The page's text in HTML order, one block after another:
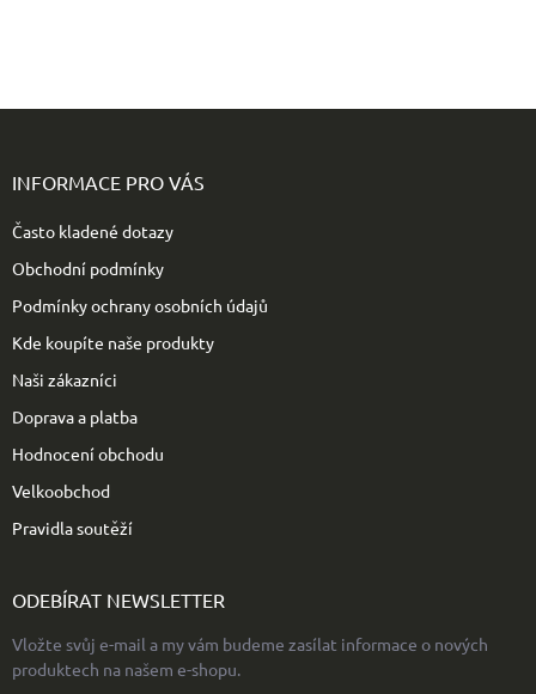
INFORMACE PRO VÁS
Často kladené dotazy
Obchodní podmínky
Podmínky ochrany osobních údajů
Kde koupíte naše produkty
Naši zákazníci
Doprava a platba
Hodnocení obchodu
Velkoobchod
Pravidla soutěží
ODEBÍRAT NEWSLETTER
Vložte svůj e-mail a my vám budeme zasílat informace o nových
produktech na našem e-shopu.